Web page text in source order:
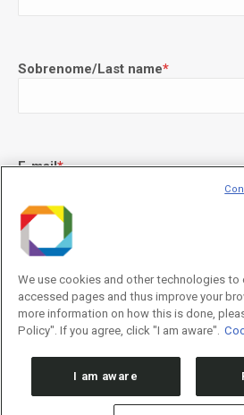
Sobrenome/Last name*
E-mail*
Concordo com os termos de uso
Privacidade
/I agree to the terms of use
Policy.
We use cookies and other technologies to
accessed pages and thus improve your
more information on how this is done,
Policy". If you agree, click "I am aware".
I am aware